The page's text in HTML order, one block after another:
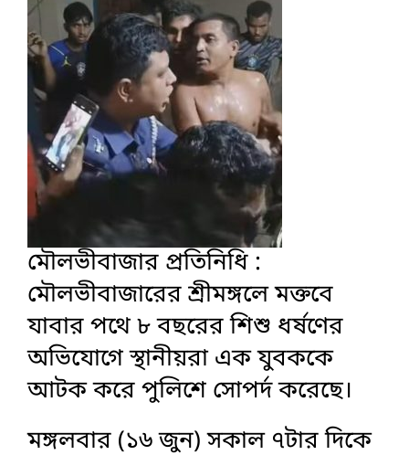
মৌলভীবাজার প্রতিনিধি :
মৌলভীবাজারের শ্রীমঙ্গলে মক্তবে
যাবার পথে ৮ বছরের শিশু ধর্ষণের
অভিযোগে স্থানীয়রা এক যুবককে
আটক করে পুলিশে সোপর্দ করেছে।
মঙ্গলবার (১৬ জুন) সকাল ৭টার দিকে